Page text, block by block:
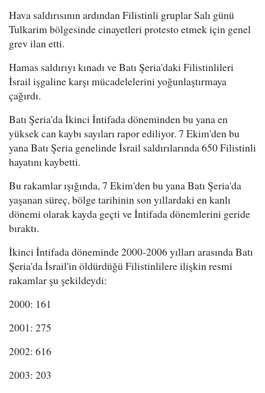
Hava saldırısının ardından Filistinli gruplar Salı günü
Tulkarim bölgesinde cinayetleri protesto etmek için genel
grev ilan etti.
Hamas saldırıyı kınadı ve Batı Şeria'daki Filistinlileri
İsrail işgaline karşı mücadelelerini yoğunlaştırmaya
çağırdı.
Batı Şeria'da İkinci İntifada döneminden bu yana en
yüksek can kaybı sayıları rapor ediliyor. 7 Ekim'den bu
yana Batı Şeria genelinde İsrail saldırılarında 650 Filistinli
hayatını kaybetti.
Bu rakamlar ışığında, 7 Ekim'den bu yana Batı Şeria'da
yaşanan süreç, bölge tarihinin son yıllardaki en kanlı
dönemi olarak kayda geçti ve İntifada dönemlerini geride
bıraktı.
İkinci İntifada döneminde 2000-2006 yılları arasında Batı
Şeria'da İsrail'in öldürdüğü Filistinlilere ilişkin resmi
rakamlar şu şekildeydi:
2000: 161
2001: 275
2002: 616
2003: 203